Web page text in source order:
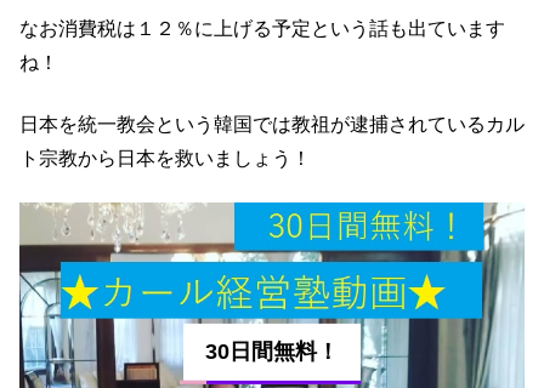
なお消費税は１２％に上げる予定という話も出ています
ね！
日本を統一教会という韓国では教祖が逮捕されているカル
ト宗教から日本を救いましょう！
30日間無料！